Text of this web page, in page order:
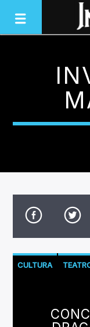
CANCIÓN
CULTURA